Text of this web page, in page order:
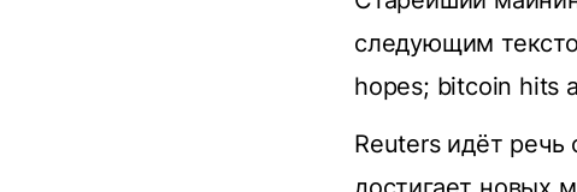
следующим
hopes; bitcoin hits
Reuters идёт